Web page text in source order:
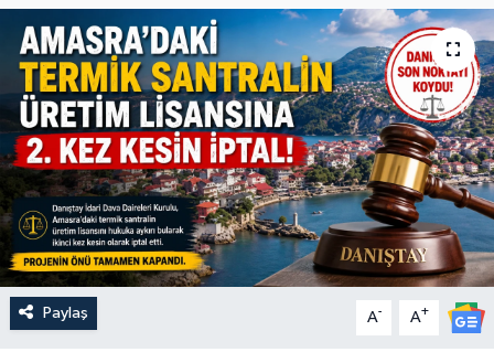
Paylaş A- A+
Siyaset
Spor
Tarım
Turizm
Yaşam